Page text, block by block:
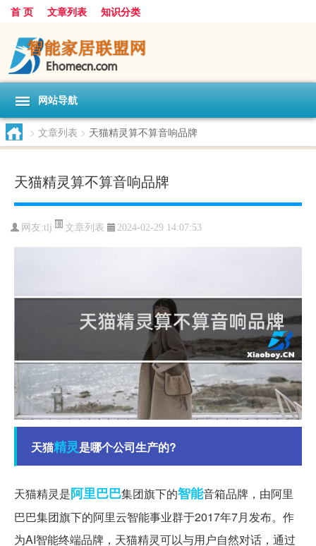
首 页 文章列表 知识分类
网站导航
> 文章列表 > 天猫精灵算不算音响品牌
天猫精灵算不算音响品牌
网友:tlj 文章列表 2024-02-29 14:07:53
天猫精灵是哪个公司生产的?
天猫精灵是阿里巴巴集团旗下的智能音箱品牌，由阿里
巴巴集团旗下的阿里云智能事业群于2017年7月发布。作
为AI智能终端品牌，天猫精灵可以与用户自然对话，通过